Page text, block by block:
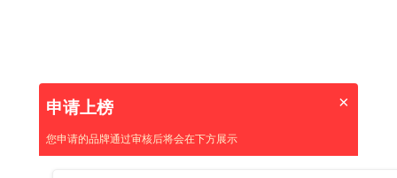
×
申请上榜
您申请的品牌通过审核后将会在下方展示